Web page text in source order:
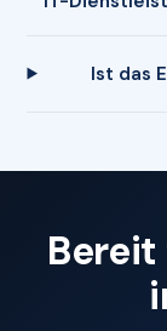
Ist das
Bereit